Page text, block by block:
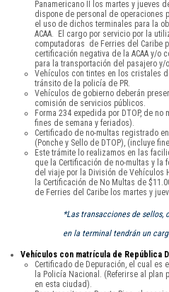
Panamericano II los martes y jueves
dispone de personal de operaciones
el uso de dichos terminales para la
ACAA. El cargo por servicio por la
computadoras de Ferries del Caribe
certificación negativa de la ACAA y/o
para la transportación del pasajero y/
Vehículos con tintes en los cristales
tránsito de la policía de PR.
Vehículos de gobierno deberán
comisión de servicios públicos.
Forma 234 expedida por DTOP, de
fines de semana y feriados).
Certificado de no-multas registrado
(Ponche y Sello de DTOP), (incluye
Este trámite lo realizamos en las
que la Certificación de no-multas y la
del viaje por la División de Vehículos
la Certificación de No Multas de
de Ferries del Caribe los martes y
*Las transacciones de sellos,
en la terminal tendrán un
Vehículos con matrícula de República
Certificado de Depuración, el cual es
la Policía Nacional. (Referirse al
en esta ciudad).